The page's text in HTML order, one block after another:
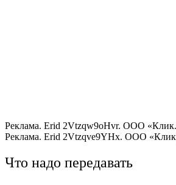
Реклама. Erid 2Vtzqw9oHvr. ООО
Реклама. Erid 2Vtzqve9YHx. ООО
Что надо передавать